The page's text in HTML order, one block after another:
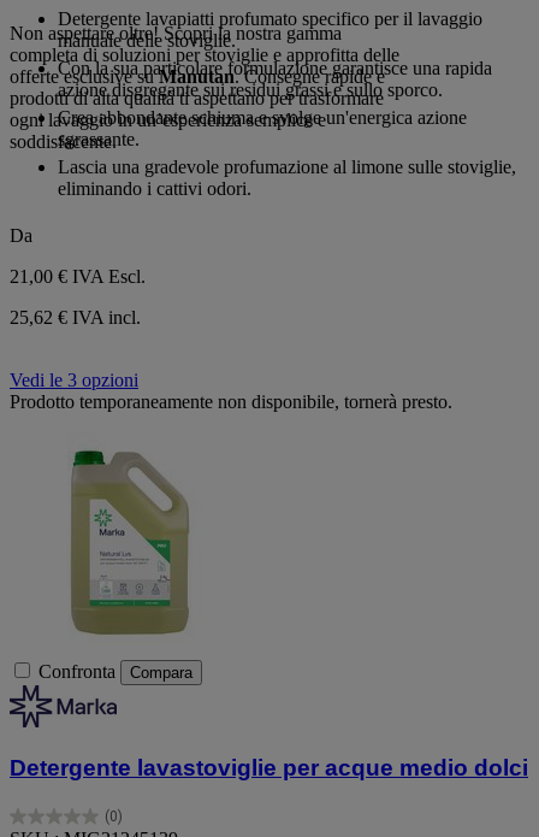
Non aspettare oltre! Scopri la nostra gamma
completa di soluzioni per stoviglie e approfitta delle
offerte esclusive suManutan. Consegne rapide e
prodotti di alta qualità ti aspettano per trasformare
ogni lavaggio in un’esperienza semplice e
soddisfacente.
5
stelle.
Detergente lavapiatti profumato specifico per il lavaggio
manuale delle stoviglie.
Con la sua particolare formulazione garantisce una rapida
azione disgregante sui residui grassi e sullo sporco.
Crea abbondante schiuma e svolge un'energica azione
sgrassante.
Lascia una gradevole profumazione al limone sulle stoviglie,
eliminando i cattivi odori.
Da
21,00 € IVA Escl.
25,62 € IVA incl.
Vedi le 3 opzioni
Prodotto temporaneamente non disponibile, tornerà presto.
Confronta Compara
Detergente lavastoviglie per acque medio dolci
(0)
0.0